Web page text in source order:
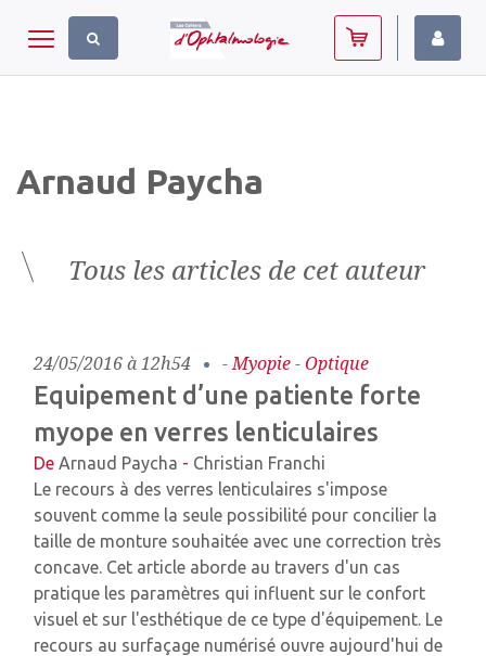
Toggle navigation
Arnaud Paycha
Tous les articles de cet auteur
24/05/2016 à 12h54 -Myopie-Optique
Equipement d’une patiente forte
myope en verres lenticulaires
De Arnaud Paycha - Christian Franchi
Le recours à des verres lenticulaires s'impose
souvent comme la seule possibilité pour concilier la
taille de monture souhaitée avec une correction très
concave. Cet article aborde au travers d'un cas
pratique les paramètres qui influent sur le confort
visuel et sur l'esthétique de ce type d'équipement. Le
recours au surfaçage numérisé ouvre aujourd'hui de
Panneau de gestion des cookies